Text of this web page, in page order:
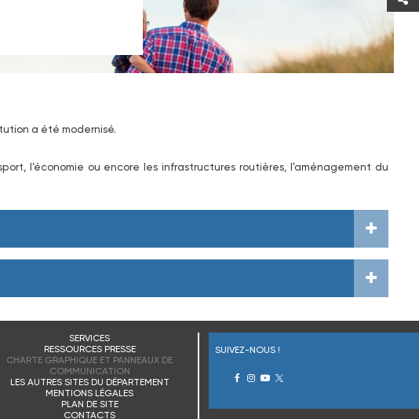
a été modernisé.
l’économie ou encore les infrastructures routières, l’aménagement du
SERVICES
RESSOURCES PRESSE
CHARTE GRAPHIQUE ET PANNEAUX DE
COMMUNICATION
LES AUTRES SITES DU DÉPARTEMENT
MENTIONS LÉGALES
PLAN DE SITE
CONTACTS
SUIVEZ-NOUS !